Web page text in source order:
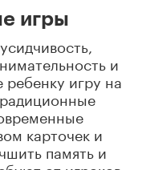
игры
и
ребенку игру на
карточек и
память и